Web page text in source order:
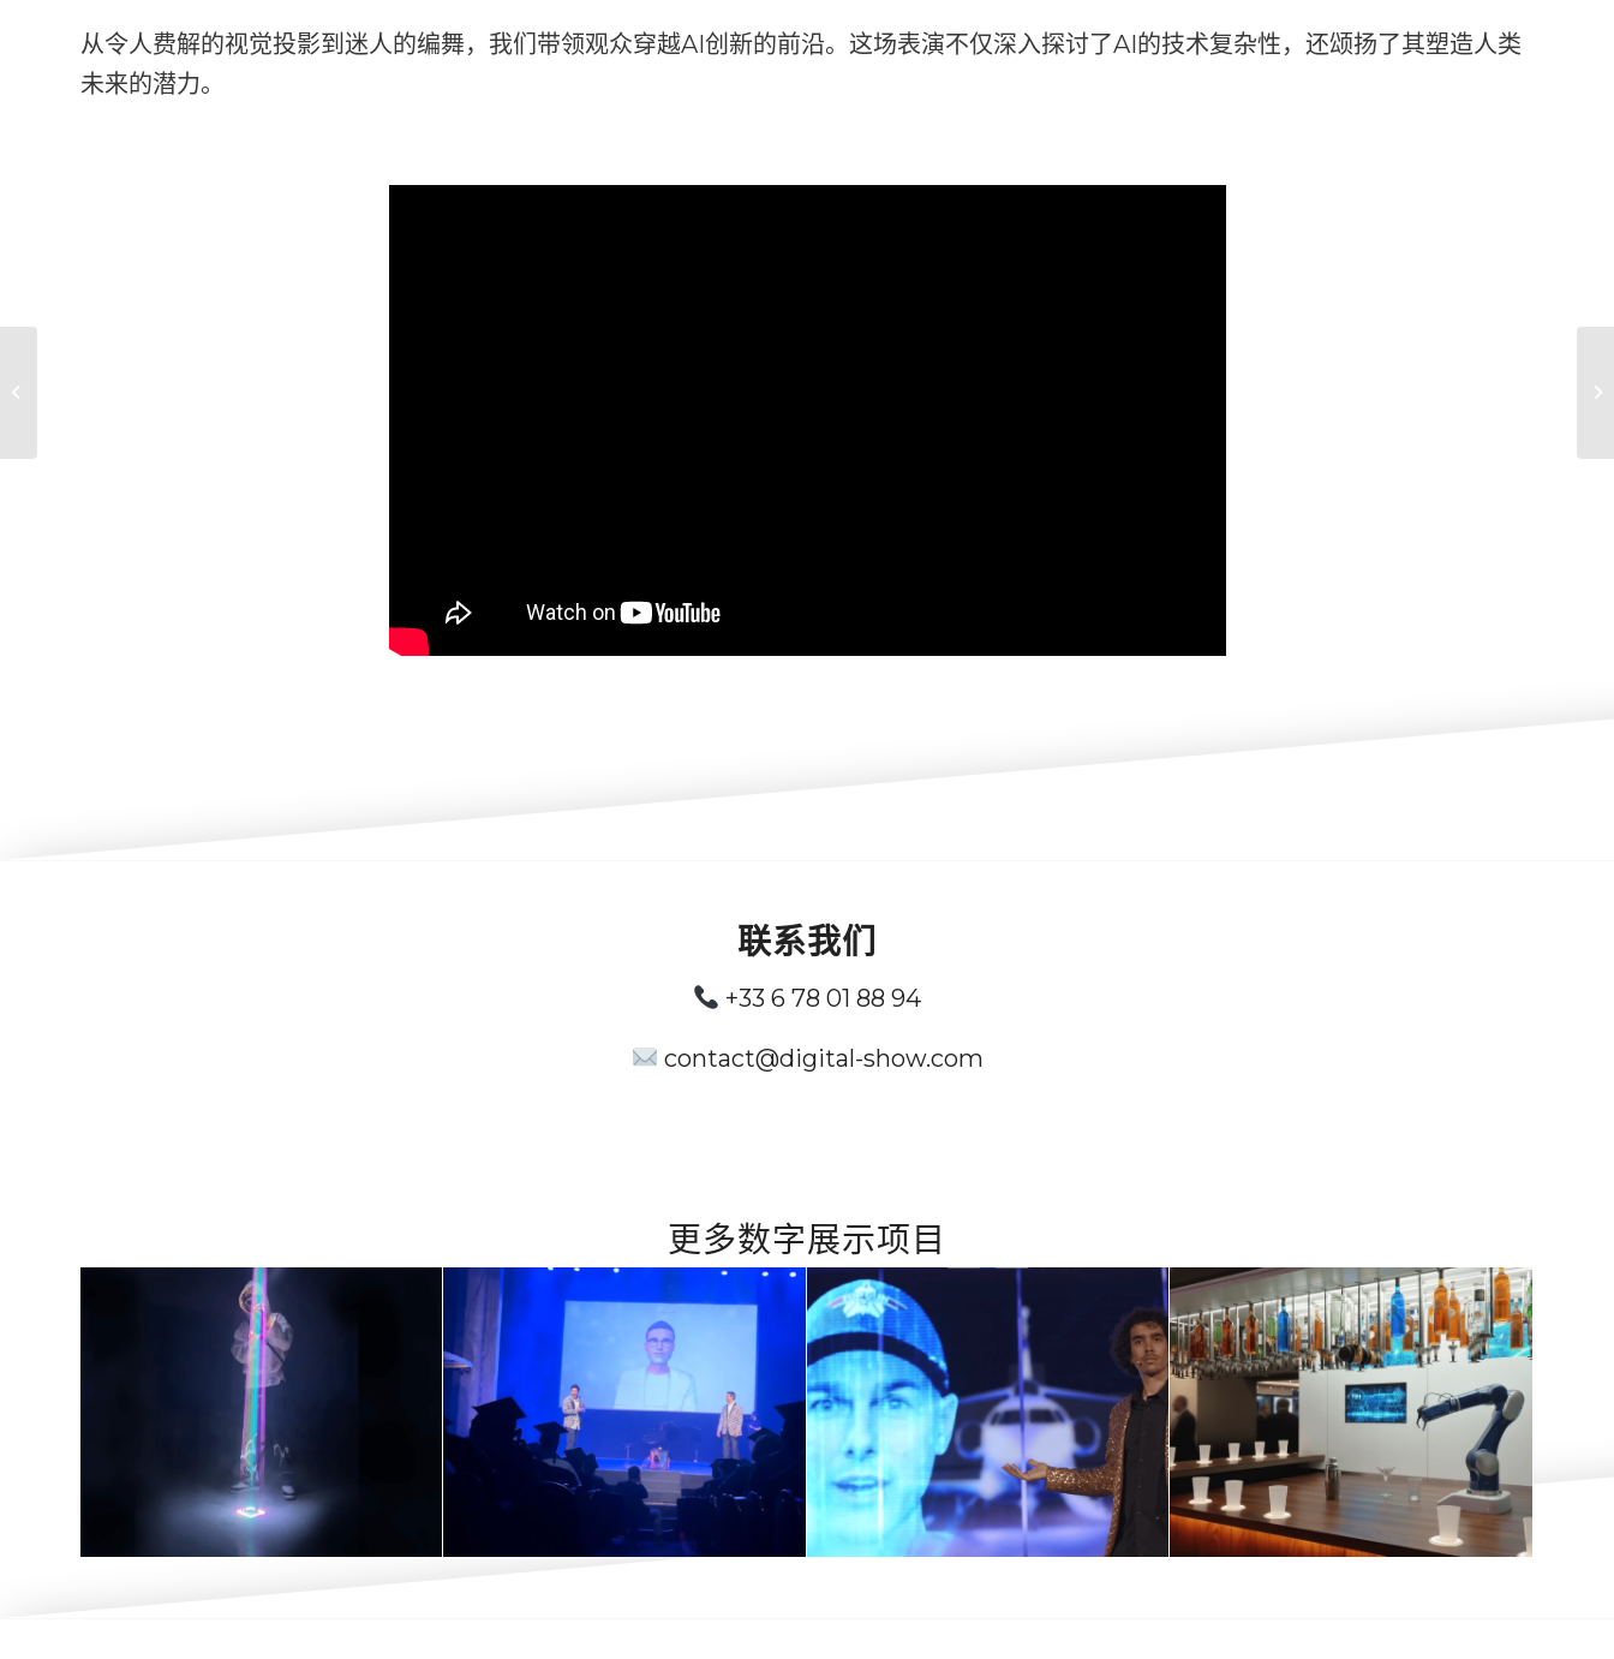
从令人费解的视觉投影到迷人的编舞，我们带领观众穿越AI创新的前沿。这场表演不仅深入探讨了AI的技术复杂性，还颂扬了其塑造人类
未来的潜力。
联系我们
+33 6 78 01 88 94
contact@digital-show.com
更多数字展示项目
什么是数字艺术，
艺术与科技的完美
融合：探索当代艺
术的新视角
21 6 月, 2022
人工智能最新进展
专题展示及特别节
目精彩展示和讨论
11 6 月, 2024
AI魔术表演：用AI
和科技革命魔术
3 2 月, 2025
顶级震撼机器人调
酒手臂：助力打造
独特活动
16 2 月, 2026